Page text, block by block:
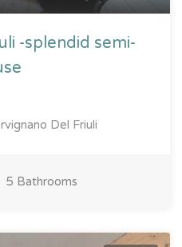
-splendid semi-
Del Friuli
5 Bathrooms